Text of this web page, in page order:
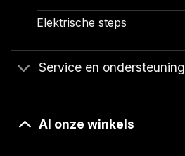
Elektrische steps
Service en ondersteuning
Al onze winkels